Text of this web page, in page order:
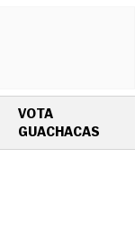
VOTA
GUACHACAS